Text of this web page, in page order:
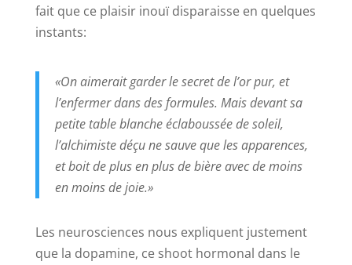
fait que ce plaisir inouï disparaisse en quelques
instants:
«On aimerait garder le secret de l’or pur, et
l’enfermer dans des formules. Mais devant sa
petite table blanche éclaboussée de soleil,
l’alchimiste déçu ne sauve que les apparences,
et boit de plus en plus de bière avec de moins
en moins de joie.»
Les neurosciences nous expliquent justement
que la dopamine, ce shoot hormonal dans le